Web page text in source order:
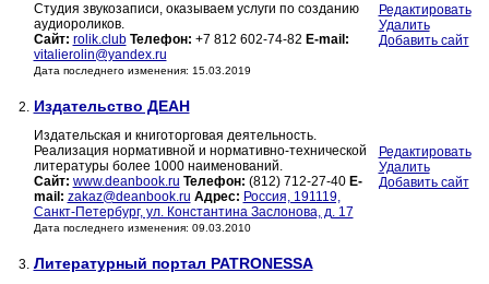
Студия звукозаписи, оказываем услуги по созданию
аудиороликов.
Сайт: rolik.club Телефон: +7 812 602-74-82 E-mail:
vitalierolin@yandex.ru
Дата последнего изменения: 15.03.2019
Редактировать
Удалить
Добавить сайт
2. Издательство ДЕАН
Издательская и книготорговая деятельность.
Реализация нормативной и нормативно-технической
литературы более 1000 наименований.
Сайт: www.deanbook.ru Телефон: (812) 712-27-40 E-
mail: zakaz@deanbook.ru Адрес: Россия, 191119,
Санкт-Петербург, ул. Константина Заслонова, д. 17
Дата последнего изменения: 09.03.2010
Редактировать
Удалить
Добавить сайт
3. Литературный портал PATRONESSA